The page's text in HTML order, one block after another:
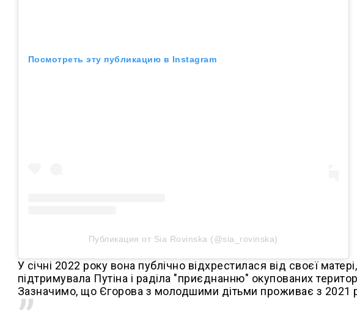
Посмотреть эту публикацию в Instagram
Публикация от Sia Rovinska (@sia_rovinska)
У січні 2022 року вона публічно відхрестилася від своєї
підтримувала Путіна і раділа "приєднанню" окупованих
Зазначимо, що Єгорова з молодшими дітьми проживає з 2021